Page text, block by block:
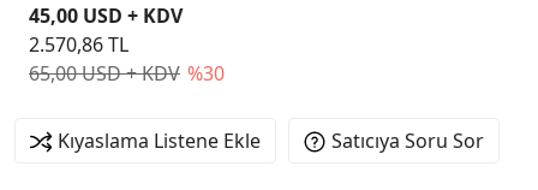
65,00 USD + KDV %30
45,00 USD + KDV
2.570,86 TL
Kıyaslama Listene Ekle Satıcıya Soru Sor